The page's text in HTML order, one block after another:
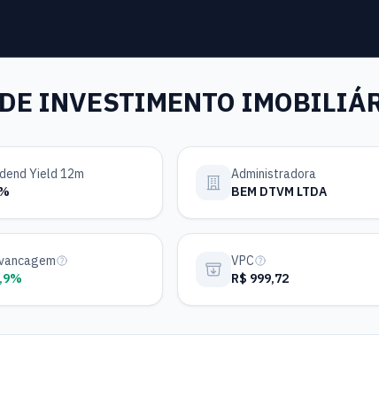
INVESTIMENTO
Yield 12m
Administradora
BEM DTVM LTDA
VPC
R$ 999,72